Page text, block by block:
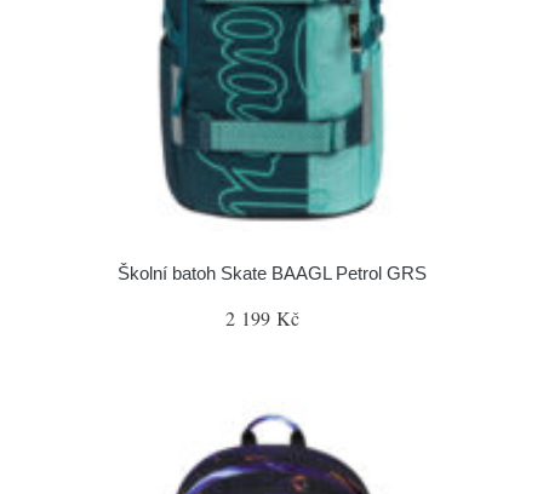
Školní batoh Skate BAAGL Petrol GRS
2 199 Kč